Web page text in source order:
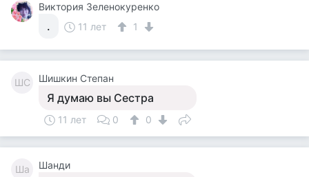
Виктория Зеленокуренко
. 11 лет 1
ШС Шишкин Степан
Я думаю вы Сестра
11 лет 0 0
Ша Шанди